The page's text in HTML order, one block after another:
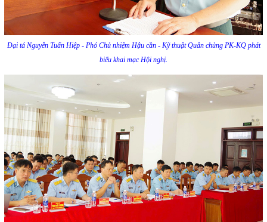
Đại tá Nguyễn Tuấn Hiệp - Phó Chủ nhiệm Hậu cần - Kỹ thuật Quân chủng PK-KQ phát
biểu khai mạc Hội nghị.